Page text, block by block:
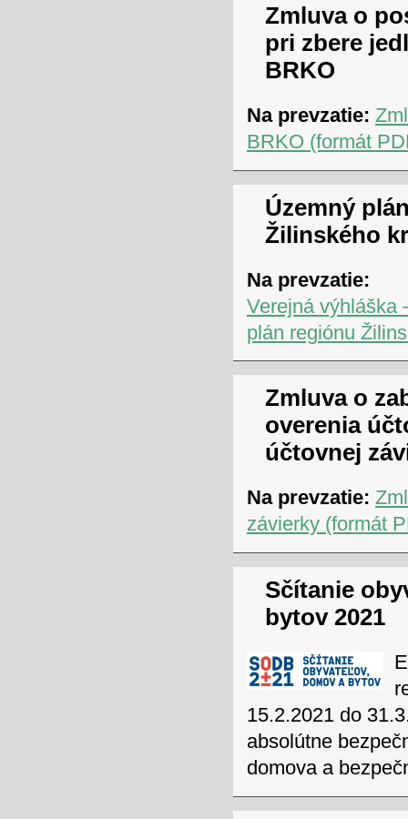
Zmluva o
pri zbere
BRKO
Na prevzatie:
BRKO (formát
Územný
Žilinského
Na prevzatie:
Verejná výhláška
plán regiónu
Zmluva o
overenia
účtovnej
Na prevzatie:
závierky (formát
Sčítanie
bytov 2021
15.2.2021 do
absolútne
domova a